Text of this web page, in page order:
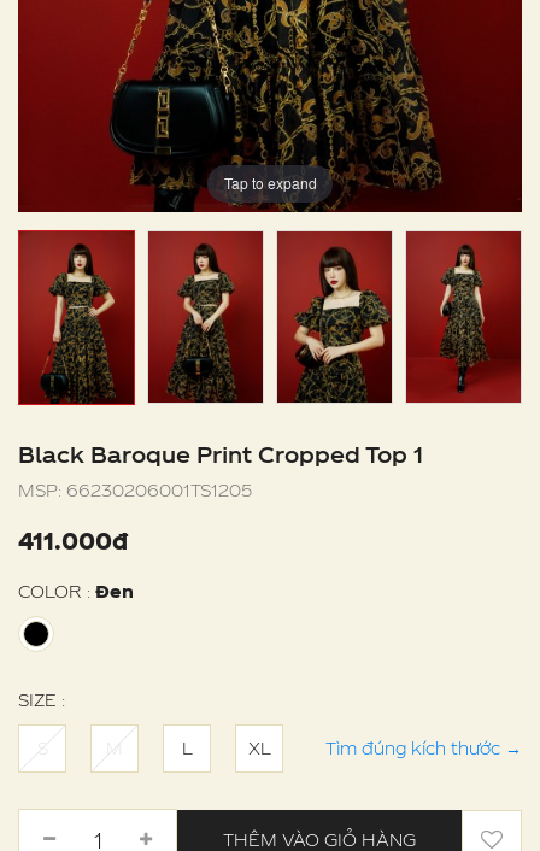
Tap to expand
Black Baroque Print Cropped Top 1
MSP: 66230206001TS1205
411.000đ
COLOR : Đen
SIZE :
S M L XL Tìm đúng kích thước →
THÊM VÀO GIỎ HÀNG